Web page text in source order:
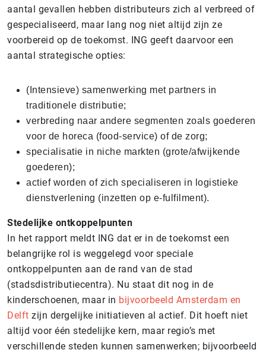
aantal gevallen hebben distributeurs zich al verbreed of
gespecialiseerd, maar lang nog niet altijd zijn ze
voorbereid op de toekomst. ING geeft daarvoor een
aantal strategische opties:
(Intensieve) samenwerking met partners in
traditionele distributie;
verbreding naar andere segmenten zoals goederen
voor de horeca (food-service) of de zorg;
specialisatie in niche markten (grote/afwijkende
goederen);
actief worden of zich specialiseren in logistieke
dienstverlening (inzetten op e-fulfilment).
Stedelijke ontkoppelpunten
In het rapport meldt ING dat er in de toekomst een
belangrijke rol is weggelegd voor speciale
ontkoppelpunten aan de rand van de stad
(stadsdistributiecentra). Nu staat dit nog in de
kinderschoenen, maar in bijvoorbeeld Amsterdam en
Delft zijn dergelijke initiatieven al actief. Dit hoeft niet
altijd voor één stedelijke kern, maar regio’s met
verschillende steden kunnen samenwerken; bijvoorbeeld